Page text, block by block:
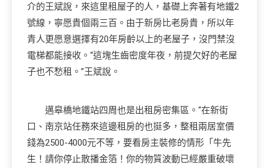
介的王斌說，來這里租屋子的人，基礎上奔著有地鐵2
號線，寧愿貴個兩三百。由于新房比老房貴，所以年
青人更愿意選擇有20年房齡以上的老屋子，沒門禁沒
電梯都能接收。“這塊生齒密度年夜，前提欠好的老屋
子也不愁租。”王斌說。
邁皋橋地鐵站四周也是出租房密集區。“在新街
口、南京站任務來這邊租房的也挺多，整租兩居室價
錢為2500-4000元不等，要看房主裝修的情形「牛先
生！請你停止散播金箔！你的物質波動已經嚴重破壞